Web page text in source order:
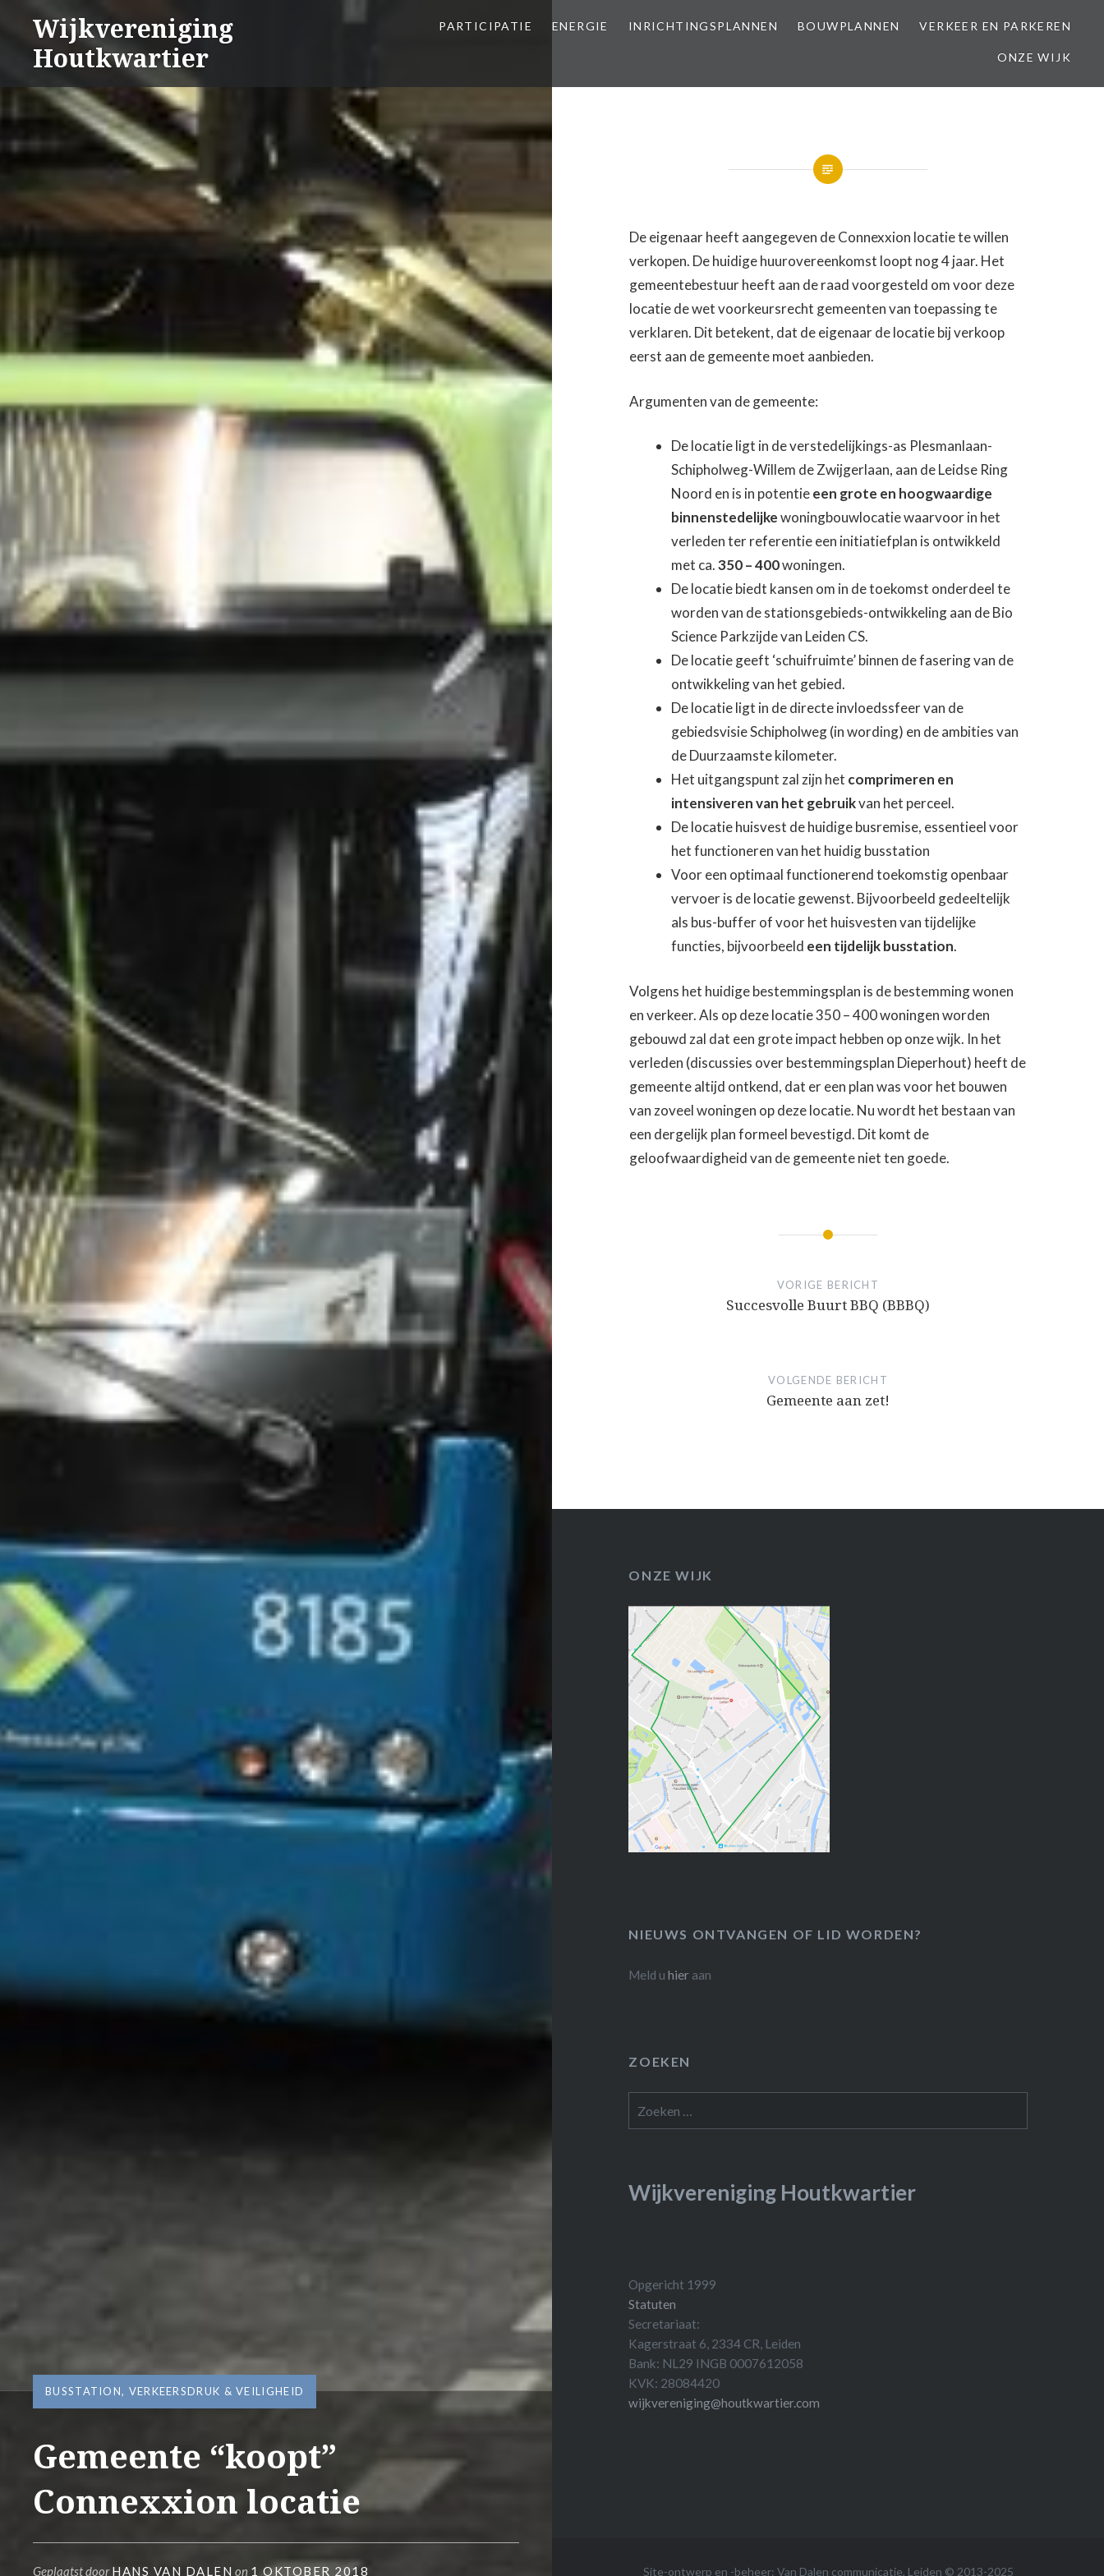
inhoud
Wijkvereniging
Houtkwartier
PARTICIPATIE ENERGIE INRICHTINGSPLANNEN BOUWPLANNEN VERKEER EN PARKEREN
ONZE WIJK
BUSSTATION, VERKEERSDRUK & VEILIGHEID
Gemeente “koopt”
Connexxion locatie
Geplaatst doorHANS VAN DALEN on 1 OKTOBER 2018
De eigenaar heeft aangegeven de Connexxion locatie te willen
verkopen. De huidige huurovereenkomst loopt nog 4 jaar. Het
gemeentebestuur heeft aan de raad voorgesteld om voor deze
locatie de wet voorkeursrecht gemeenten van toepassing te
verklaren. Dit betekent, dat de eigenaar de locatie bij verkoop
eerst aan de gemeente moet aanbieden.
Argumenten van de gemeente:
De locatie ligt in de verstedelijkings-as Plesmanlaan-
Schipholweg-Willem de Zwijgerlaan, aan de Leidse Ring
Noord en is in potentieeen grote en hoogwaardige
binnenstedelijkewoningbouwlocatie waarvoor in het
verleden ter referentie een initiatiefplan is ontwikkeld
met ca.350 – 400woningen.
De locatie biedt kansen om in de toekomst onderdeel te
worden van de stationsgebieds-ontwikkeling aan de Bio
Science Parkzijde van Leiden CS.
De locatie geeft ‘schuifruimte’ binnen de fasering van de
ontwikkeling van het gebied.
De locatie ligt in de directe invloedssfeer van de
gebiedsvisie Schipholweg (in wording) en de ambities van
de Duurzaamste kilometer.
Het uitgangspunt zal zijn het comprimeren en
intensiveren van het gebruikvan het perceel.
De locatie huisvest de huidige busremise, essentieel voor
het functioneren van het huidig busstation
Voor een optimaal functionerend toekomstig openbaar
vervoer is de locatie gewenst. Bijvoorbeeld gedeeltelijk
als bus-buffer of voor het huisvesten van tijdelijke
functies, bijvoorbeeld een tijdelijk busstation.
Volgens het huidige bestemmingsplan is de bestemming wonen
en verkeer. Als op deze locatie 350 – 400 woningen worden
gebouwd zal dat een grote impact hebben op onze wijk. In het
verleden (discussies over bestemmingsplan Dieperhout) heeft de
gemeente altijd ontkend, dat er een plan was voor het bouwen
van zoveel woningen op deze locatie. Nu wordt het bestaan van
een dergelijk plan formeel bevestigd. Dit komt de
geloofwaardigheid van de gemeente niet ten goede.
navigatie
VORIGE BERICHT
Succesvolle Buurt BBQ (BBBQ)
VOLGENDE BERICHT
Gemeente aan zet!
ONZE WIJK
NIEUWS ONTVANGEN OF LID WORDEN?
Meld uhier aan
ZOEKEN
naar:
Wijkvereniging Houtkwartier
Opgericht 1999
Statuten
Secretariaat:
Kagerstraat 6, 2334 CR, Leiden
Bank: NL29 INGB 0007612058
KVK: 28084420
wijkvereniging@houtkwartier.com
Site-ontwerp en -beheer: Van Dalen communicatie, Leiden © 2013-2025